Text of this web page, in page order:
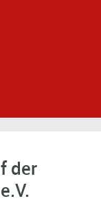
der